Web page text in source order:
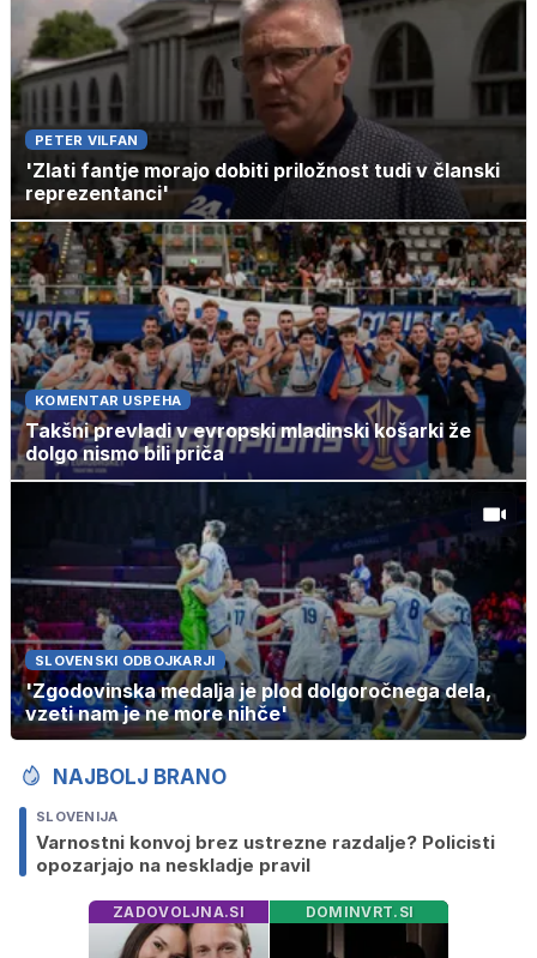
PETER VILFAN
'Zlati fantje morajo dobiti priložnost tudi v članski
reprezentanci'
KOMENTAR USPEHA
Takšni prevladi v evropski mladinski košarki že
dolgo nismo bili priča
SLOVENSKI ODBOJKARJI
'Zgodovinska medalja je plod dolgoročnega dela,
vzeti nam je ne more nihče'
NAJBOLJ BRANO
SLOVENIJA
Varnostni konvoj brez ustrezne razdalje? Policisti
opozarjajo na neskladje pravil
ZADOVOLJNA.SI DOMINVRT.SI